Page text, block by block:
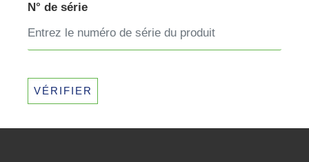
N° de série
VÉRIFIER